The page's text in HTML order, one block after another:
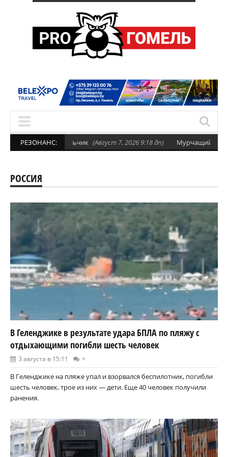
РЕЗОНАНС:
4-летний мальчик (Август 7, 2026 9:18 дп) Мурчащий уик-
РОССИЯ
В Геленджике в результате удара БПЛА по пляжу с
отдыхающими погибли шесть человек
3 августа в 15:11 +
В Геленджике на пляже упал и взорвался беспилотник, погибли
шесть человек, трое из них — дети. Еще 40 человек получили
ранения.